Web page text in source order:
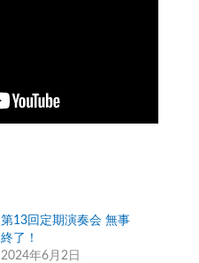
第13回定期演奏会 無事
終了！
2024年6月2日